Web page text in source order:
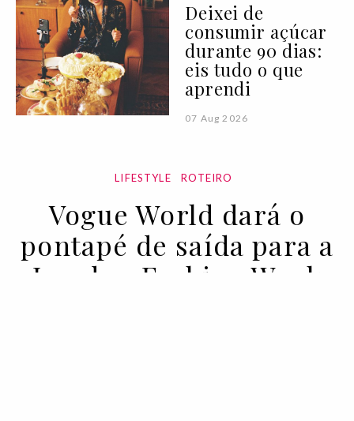
Deixei de
consumir açúcar
durante 90 dias:
eis tudo o que
aprendi
07 Aug 2026
LIFESTYLE ROTEIRO
Vogue World dará o
pontapé de saída para a
London Fashion Week